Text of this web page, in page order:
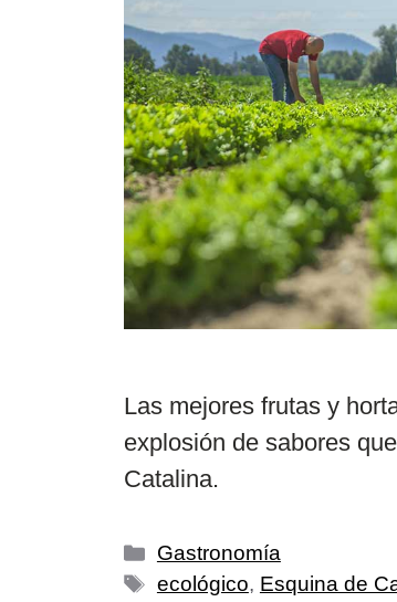
Las mejores frutas y
explosión de sabores
Catalina.
Gastronomía
ecológico, Esquina de